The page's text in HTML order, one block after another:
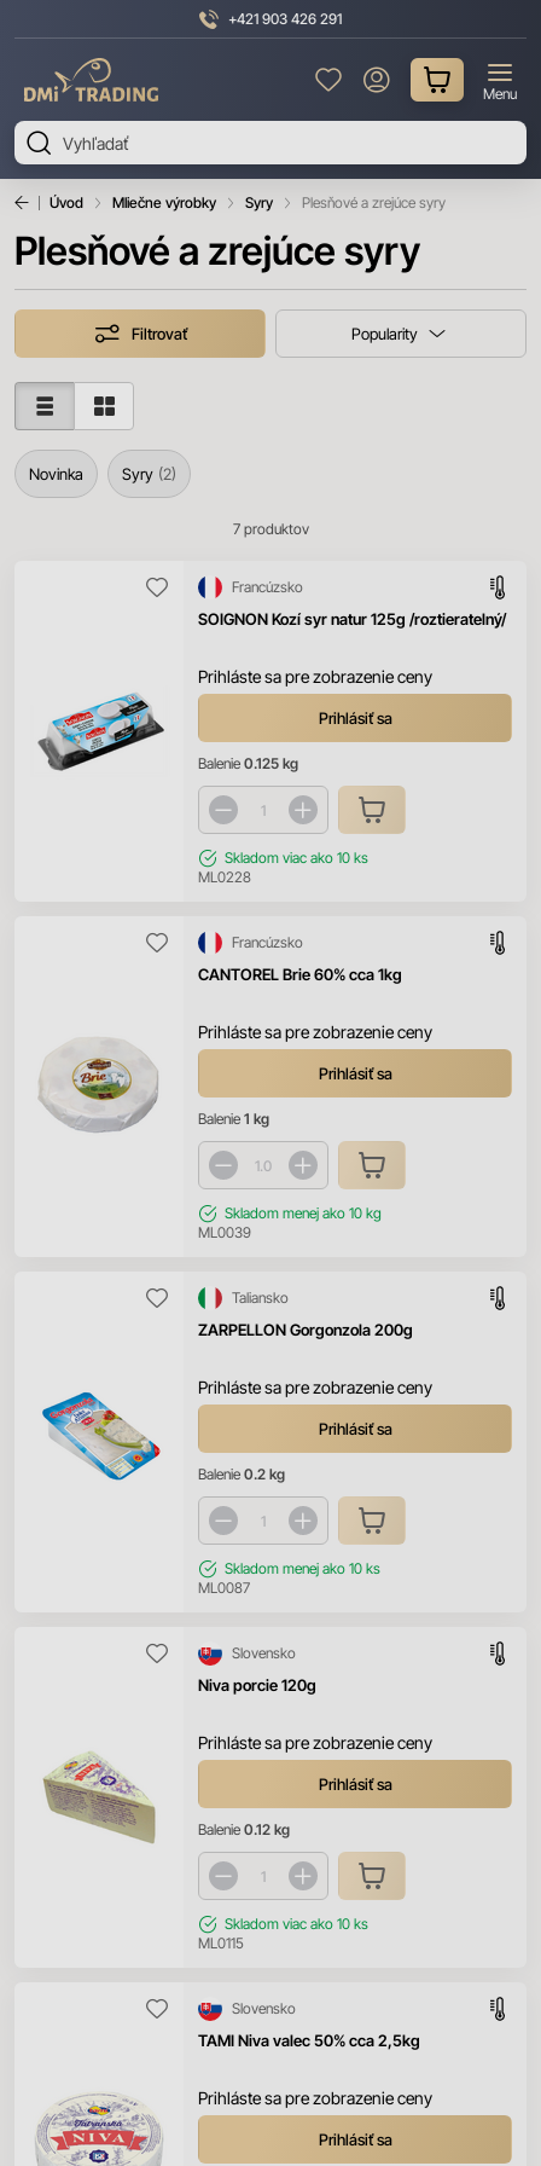
+421 903 426 291
Trading
Menu
Úvod Mliečne výrobky Syry Plesňové a zrejúce syry
Plesňové a zrejúce syry
Filtrovať Popularity
Novinka Syry 2
7produktov
SOIGNON Kozí syr natur 125g /roztieratelný/
Francúzsko
Prihláste sa pre zobrazenie ceny
Prihlásiť sa
Balenie 0.125 kg
Skladom viac ako 10 ks
ML0228
CANTOREL Brie 60% cca 1kg
Francúzsko
Prihláste sa pre zobrazenie ceny
Prihlásiť sa
Balenie 1 kg
Skladom menej ako 10 kg
ML0039
ZARPELLON Gorgonzola 200g
Taliansko
Prihláste sa pre zobrazenie ceny
Prihlásiť sa
Balenie 0.2 kg
Skladom menej ako 10 ks
ML0087
Niva porcie 120g
Slovensko
Prihláste sa pre zobrazenie ceny
Prihlásiť sa
Balenie 0.12 kg
Skladom viac ako 10 ks
ML0115
TAMI Niva valec 50% cca 2,5kg
Slovensko
Prihláste sa pre zobrazenie ceny
Prihlásiť sa